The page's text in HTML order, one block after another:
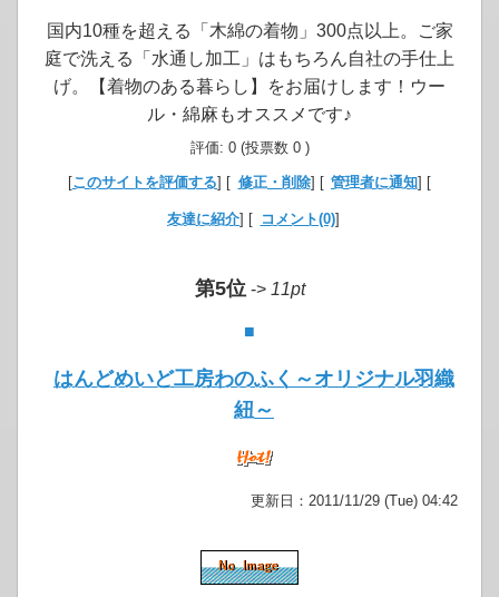
国内10種を超える「木綿の着物」300点以上。ご家
庭で洗える「水通し加工」はもちろん自社の手仕上
げ。【着物のある暮らし】をお届けします！ウー
ル・綿麻もオススメです♪
評価: 0 (投票数 0 )
[このサイトを評価する] [ 修正・削除] [ 管理者に通知] [
友達に紹介] [ コメント(0)]
第5位-> 11pt
■
はんどめいど工房わのふく～オリジナル羽織
紐～
更新日：2011/11/29 (Tue) 04:42